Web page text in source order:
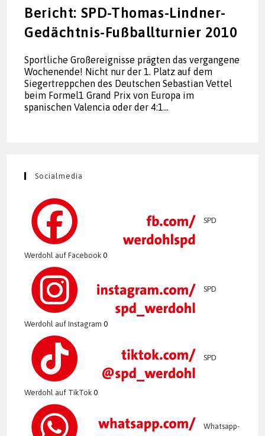
Bericht: SPD-Thomas-Lindner-
Gedächtnis-Fußballturnier 2010
Sportliche Großereignisse prägten das vergangene
Wochenende! Nicht nur der 1. Platz auf dem
Siegertreppchen des Deutschen Sebastian Vettel
beim Formel1 Grand Prix von Europa im
spanischen Valencia oder der 4:1…
Socialmedia
SPD
Werdohl auf Facebook 0
SPD
Werdohl auf Instagram 0
SPD
Werdohl auf TikTok 0
Whatsapp-